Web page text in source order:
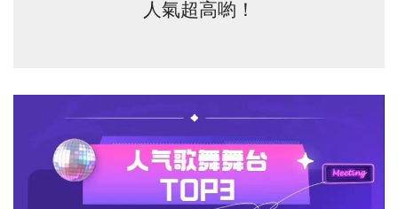
人氣超高喲！